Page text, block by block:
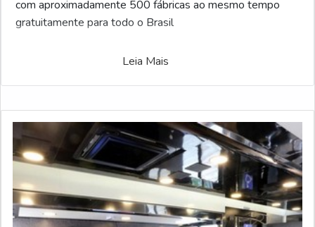
com aproximadamente 500 fábricas ao mesmo tempo
gratuitamente para todo o Brasil
Leia Mais